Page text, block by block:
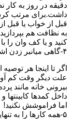
دقیقه در روز به
داشت.برای مرتب
قبل از خواب یا قبل از
به نظافت هم
کنید و یا کف وان را
۴-گاهی میانبر زدن اشکالی ندارد
اگر تا اینجا هر
علت دیگر وقت کم
بیرونی خانه مانند
داخل کمدها
اما فراموشش نکنید!
۵-همه کارها را به تنهایی انجام ندهید